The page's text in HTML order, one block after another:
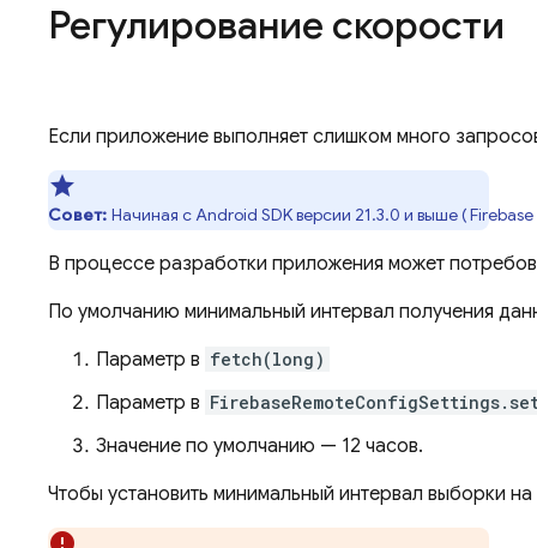
Регулирование скорости
Если приложение выполняет слишком много
Совет: Начиная с Android SDK версии 21.3.0 и выше (Firebase
В процессе разработки приложения может
По умолчанию минимальный интервал получения
Параметр в fetch(long)
Параметр в
Значение по умолчанию — 12 часов.
Чтобы установить минимальный интервал выборки